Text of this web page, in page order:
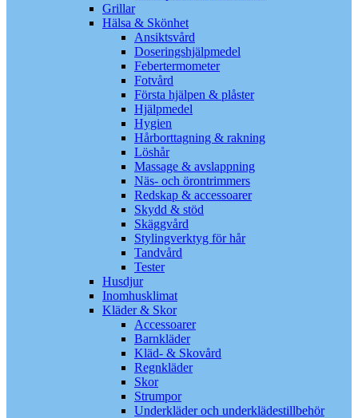
Grillar
Hälsa & Skönhet
Ansiktsvård
Doseringshjälpmedel
Febertermometer
Fotvård
Första hjälpen & plåster
Hjälpmedel
Hygien
Hårborttagning & rakning
Löshår
Massage & avslappning
Näs- och örontrimmers
Redskap & accessoarer
Skydd & stöd
Skäggvård
Stylingverktyg för hår
Tandvård
Tester
Husdjur
Inomhusklimat
Kläder & Skor
Accessoarer
Barnkläder
Kläd- & Skovård
Regnkläder
Skor
Strumpor
Underkläder och underklädestillbehör